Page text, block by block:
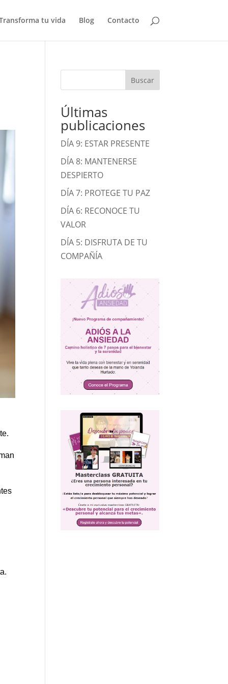
tu vida Blog Contacto
Buscar
Últimas
publicaciones
DÍA 9: ESTAR PRESENTE
DÍA 8: MANTENERSE
DESPIERTO
DÍA 7: PROTEGE TU PAZ
DÍA 6: RECONOCE TU
VALOR
DÍA 5: DISFRUTA DE TU
COMPAÑÍA